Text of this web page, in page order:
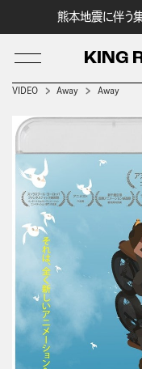
熊本地震に伴う
KING
LOG IN
VIDEO Away Away